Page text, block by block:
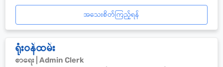
အသေးစိတ်ကြည့်ရန်
ရုံးဝန်ထမ်း
စာရေး | Admin Clerk